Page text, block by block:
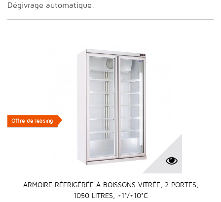
Dégivrage automatique.
Offre de leasing
Offre de leasing
ARMOIRE RÉFRIGÉRÉE À BOISSONS VITRÉE, 2 PORTES,
1050 LITRES, +1°/+10°C